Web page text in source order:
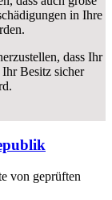
in Ihre
dass Ihr
Besitz sicher
von geprüften